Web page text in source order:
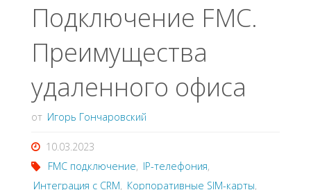
Подключение FMC.
Преимущества
удаленного офиса
от Игорь Гончаровский
10.03.2023
FMC подключение, IP-телефония,
Интеграция с CRM, Корпоративные SIM-карты,